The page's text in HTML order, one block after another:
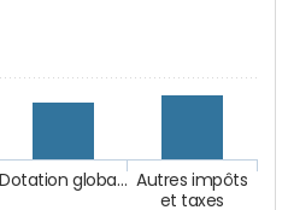
Autres impôts
et taxes
Dotation globa…